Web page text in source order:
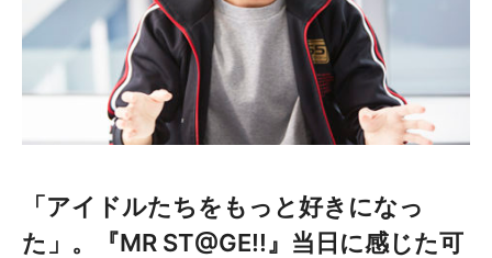
「アイドルたちをもっと好きになっ
た」。『MR ST@GE!!』当日に感じた可